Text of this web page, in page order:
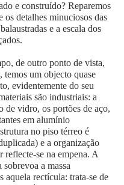
e construído? Reparemos
os detalhes minuciosos das
e a escala dos
de outro ponto de vista,
temos um objecto quase
evidentemente do seu
são industriais: a
de vidro, os portões de aço,
em alumínio
no piso térreo é
e a organização
reflecte-se na empena. A
a massa
aquela rectícula: trata-se de